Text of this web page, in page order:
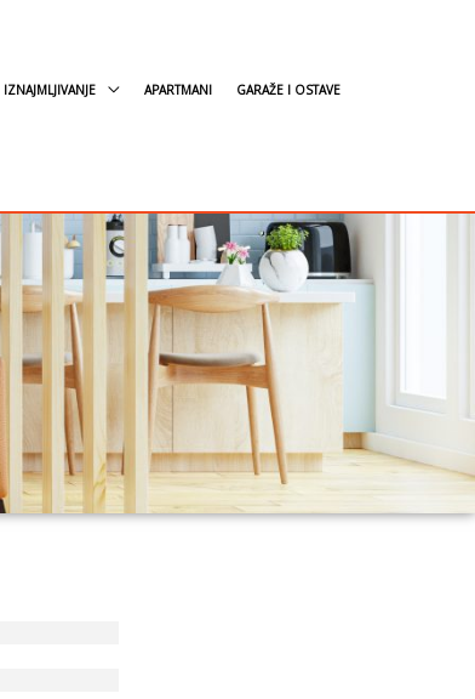
IZNAJMLJIVANJE APARTMANI GARAŽE I OSTAVE